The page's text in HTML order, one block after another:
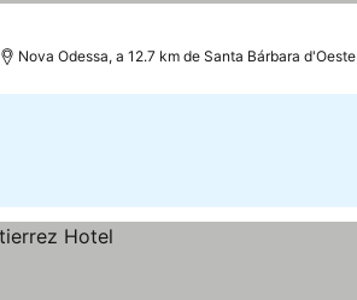
Nova Odessa, a 12.7 km de Santa Bárbara d'Oeste